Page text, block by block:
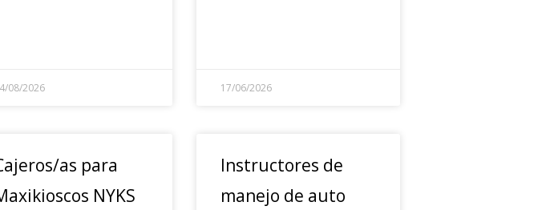
08/2026 17/06/2026
as para
NYKS
Instructores de
manejo de auto